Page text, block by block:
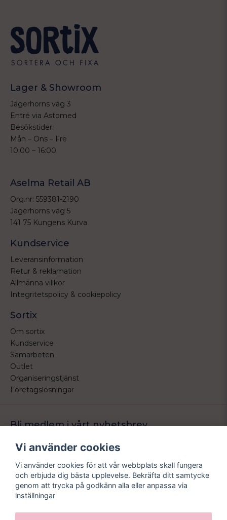
Lager & Showroom
Jägerhorns väg 3
Entré via Astomed
Besökstider:
Mån – Ons – Fre
10:00 – 16:00
Aselma Retail AB
Org.nr: 559381-2190
Jägerhorns väg 5
141 75 Kungens Kurva
Kundservice
Leveransinformation
Retur & reklamation
Allmänna villkor
Integritetspolicy & cookiepolicy
Sortix
Om sortix
Kundservice
Samarbeten
Outlet
Organiseringstjänst
Företagslösningar
Bli medlem i vårt nyhetsbrev
email
Mejladress Skicka
erbjudande.
Vi använder cookies
Vi använder cookies för att vår webbplats skall fungera
och erbjuda dig bästa upplevelse. Bekräfta ditt samtycke
genom att trycka på godkänn alla eller anpassa via
inställningar